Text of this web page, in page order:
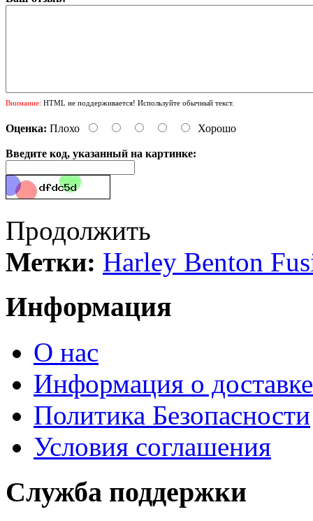
Внимание: HTML не поддерживается! Используйте обычный текст.
Оценка: Плохо Хорошо
Введите код, указанный на картинке:
Продолжить
Метки: Harley Benton
Информация
О нас
Информация о доставке
Политика Безопасности
Условия соглашения
Служба поддержки